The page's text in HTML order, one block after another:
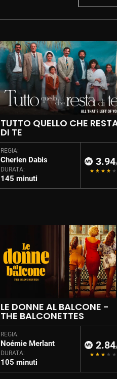
TUTTO QUELLO CHE
DI TE
REGIA:
Cherien Dabis
DURATA:
145 minuti
3.94
LE DONNE AL BALCONE -
THE BALCONETTES
REGIA:
Noémie Merlant
DURATA:
105 minuti
2.84